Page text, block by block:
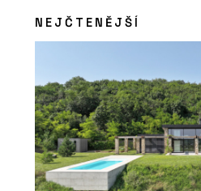
NEJČTENĚJŠÍ